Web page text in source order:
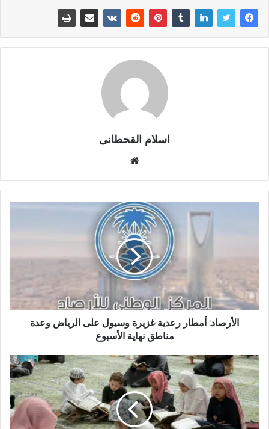
اسلام القحطانى
ق
ع
ل
و
ي
ب
الأرصاد: أمطار رعدية غزيرة وسيول على الرياض وعدة
مناطق نهاية الأسبوع